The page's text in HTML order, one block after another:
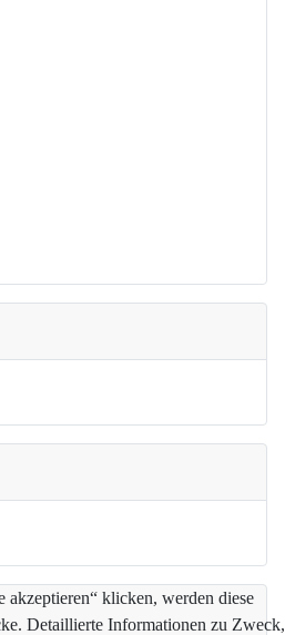
klicken, werden diese
Detaillierte Informationen zu Zweck,